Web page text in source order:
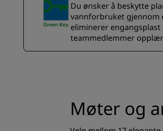
Du ønsker å beskytte
vannforbruket gjennom
eliminerer
teammedlemmer
Møter og